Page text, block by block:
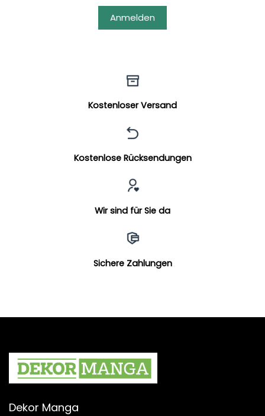
Anmelden
Kostenloser Versand
Kostenlose Rücksendungen
Wir sind für Sie da
Sichere Zahlungen
Dekor Manga